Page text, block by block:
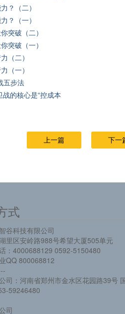
？（二）
？（一）
突破（二）
突破（一）
（二）
（一）
五步法
的核心是“控成本
上一篇 下一
式
谷科技有限公司
里区安岭路988号希望大厦505单元
：4000688129 0592-5150480
QQ 800068812
司：河南省郑州市金水区花园路39号
59246480
司